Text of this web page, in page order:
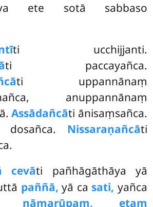
ete sotā sabbaso
ti ucchijjanti.
ti paccayañca.
ti uppannānaṃ
anuppannānaṃ
Assādañcāti ānisaṃsañca.
dosañca. Nissaraṇañcāti
cevāti pañhāgāthāya yā
paññā, yā ca sati, yañca
nāmarūpaṃ, etaṃ